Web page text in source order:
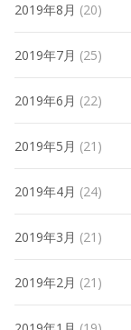
2019年8月 (20)
2019年7月 (25)
2019年6月 (22)
2019年5月 (21)
2019年4月 (24)
2019年3月 (21)
2019年2月 (21)